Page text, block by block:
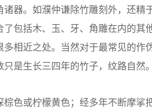
器。如濮仲谦除竹雕刻外，还精
包括木、玉、牙、角雕在内的其
相近之处。当然对于最常见的作
是生长三四年的竹子，纹路自然。
色或柠檬黄色；经多年不断摩挲